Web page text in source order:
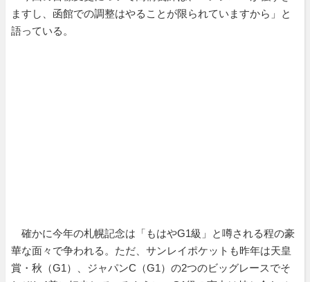
ますし、函館での調整はやることが限られていますから」と
語っている。
確かに今年の札幌記念は「もはやG1級」と噂される程の豪
華な面々で争われる。ただ、サンレイポケットも昨年は天皇
賞・秋（G1）、ジャパンC（G1）の2つのビッグレースでそ